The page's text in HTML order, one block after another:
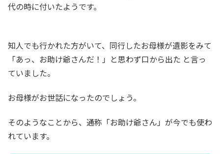
代の時に付いたようです。
知人でも行かれた方がいて、同行したお母様が遺影をみて
「あっ、お助け爺さんだ！」と思わず口から出た と言っ
ていました。
お母様がお世話になったのでしょう。
そのようなことから、通称「お助け爺さん」が今でも使わ
れています。